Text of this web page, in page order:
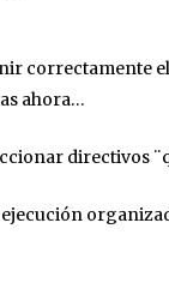
correctamente el
ahora…
directivos